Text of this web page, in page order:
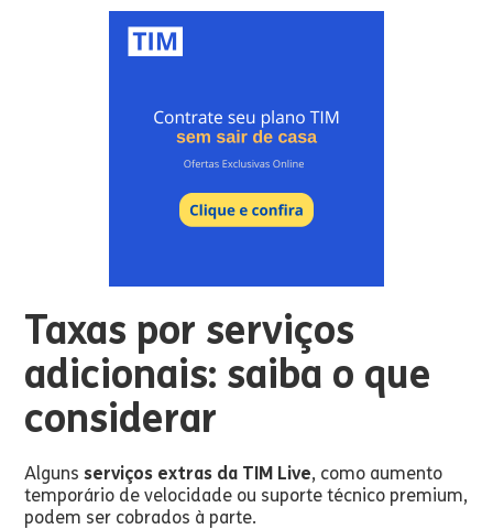
Taxas por serviços
adicionais: saiba o que
considerar
Algunsserviços extras da TIM Live, como aumento
temporário de velocidade ou suporte técnico premium,
podem ser cobrados à parte.